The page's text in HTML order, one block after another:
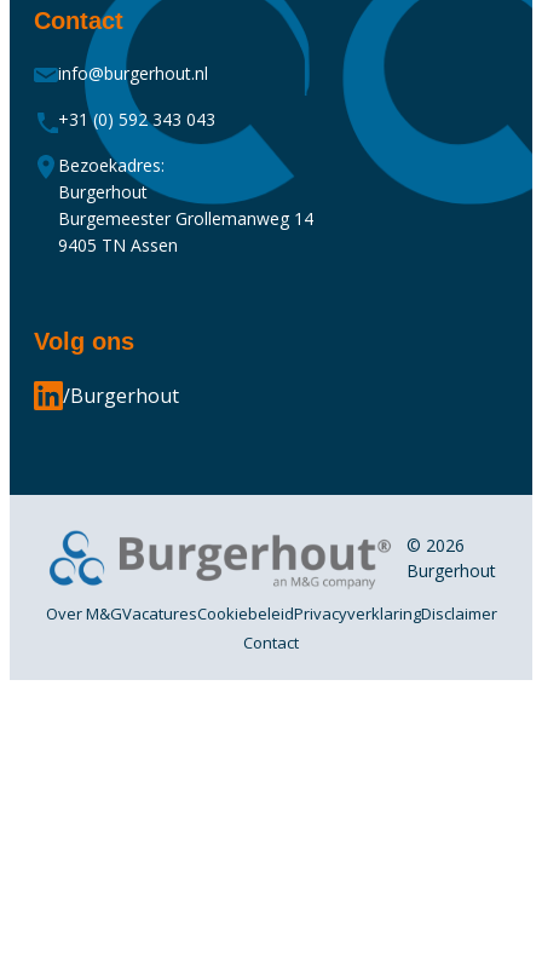
Contact
info@burgerhout.nl
+31 (0) 592 343 043
Bezoekadres:
Burgerhout
Burgemeester Grollemanweg 14
9405 TN Assen
Volg ons
/Burgerhout
© 2026
Burgerhout
Over M&GVacaturesCookiebeleidPrivacyverklaringDisclaimer
Contact